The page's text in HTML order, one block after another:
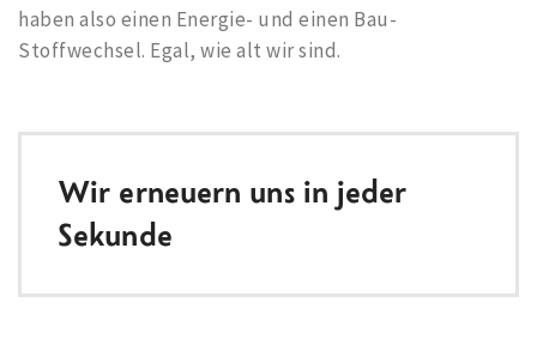
haben also einen Energie- und einen Bau-
Stoffwechsel. Egal, wie alt wir sind.
Wir erneuern uns in jeder
Sekunde